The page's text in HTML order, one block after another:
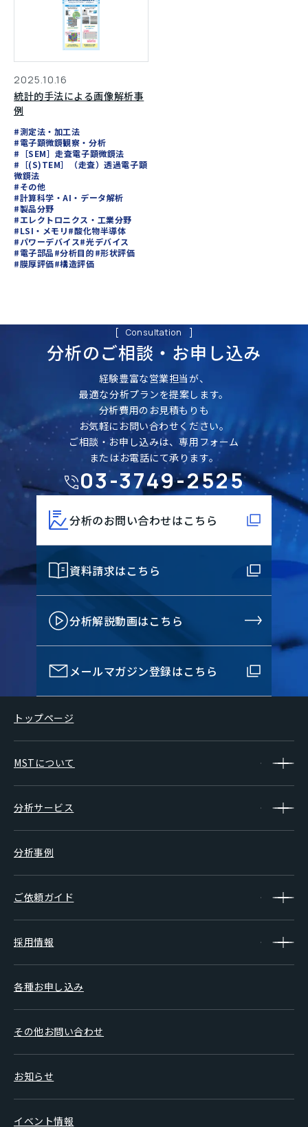
2025.10.16
統計的手法による画像解析事
例
#測定法・加工法
#電子顕微鏡観察・分析
#［SEM］走査電子顕微鏡法
#［(S)TEM］（走査）透過電子顕
微鏡法
#その他
#計算科学・AI・データ解析
#製品分野
#エレクトロニクス・工業分野
#LSI・メモリ#酸化物半導体
#パワーデバイス#光デバイス
#電子部品#分析目的#形状評価
#膜厚評価#構造評価
Consultation
分析のご相談・ お申し込み
経験豊富な営業担当が、
最適な分析プランを提案します。
分析費用のお見積もりも
お気軽にお問い合わせください。
ご相談・お申し込みは、専用フォーム
またはお電話にて承ります。
03-3749-2525
分析のお問い合わせはこちら
資料請求はこちら
分析解説動画はこちら
メールマガジン登録はこちら
トップページ
MSTについて
分析サービス
分析事例
ご依頼ガイド
採用情報
各種お申し込み
その他お問い合わせ
お知らせ
イベント情報